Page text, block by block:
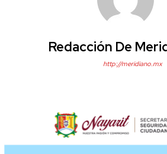
Redacción De
http://meridiano.mx